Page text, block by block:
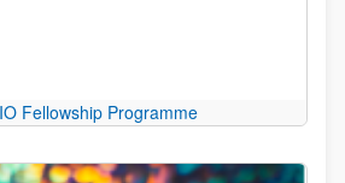
Fellowship Programme